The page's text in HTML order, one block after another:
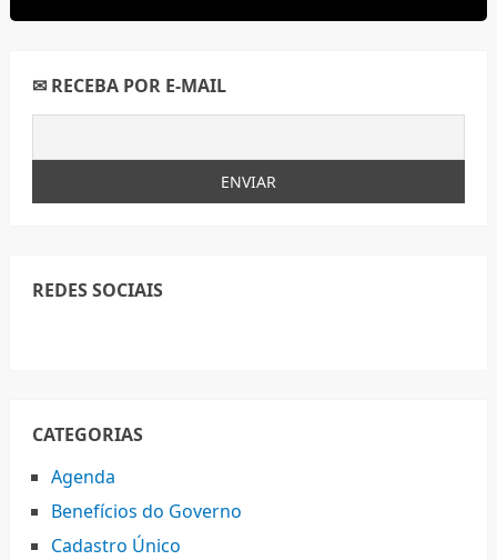
✉ RECEBA POR E-MAIL
REDES SOCIAIS
CATEGORIAS
Agenda
Benefícios do Governo
Cadastro Único